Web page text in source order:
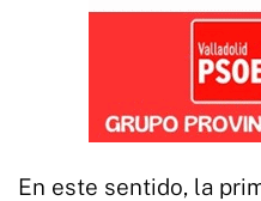
En este sentido, la